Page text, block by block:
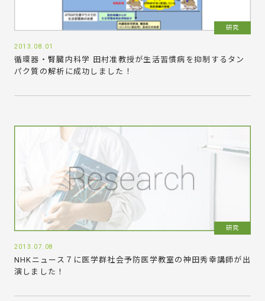
研究
2013.08.01
循環器・腎臓内科学 田村准教授が生活習慣病を抑制するタン
パク質の解析に成功しました！
研究
2013.07.08
NHKニュース７に医学群社会予防医学教室の神田秀幸講師が出
演しました！